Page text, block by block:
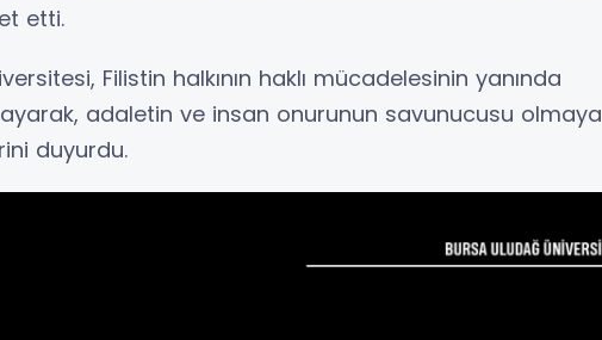
etti.
Filistin halkının haklı mücadelesinin yanında
adaletin ve insan onurunun savunucusu olmaya
duyurdu.